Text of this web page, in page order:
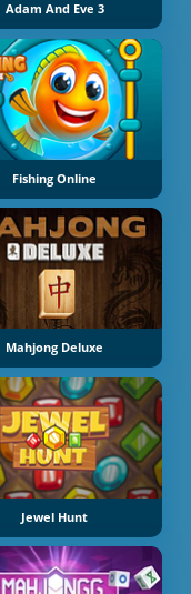
Adam And Eve 3
Fishing Online
Mahjong Deluxe
Jewel Hunt